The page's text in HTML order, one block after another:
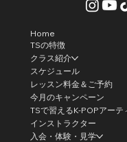
Home
TSの特徴
クラス紹介
スケジュール
レッスン料金＆ご予約
今月のキャンペーン
TSで習えるK-POPアーテ
インストラクター
入会・体験・見学